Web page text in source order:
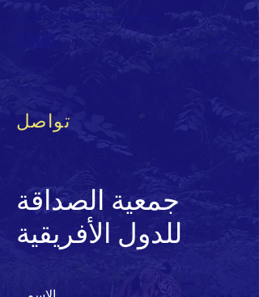
جمعية الصداقة للدول الأفريقية
تواصل
جمعية الصداقة
للدول الأفريقية